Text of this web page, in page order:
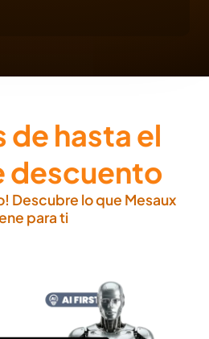
hasta el
descuento
Descubre lo que Mesaux
para ti